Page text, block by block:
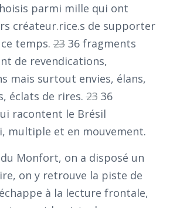
parmi mille qui ont
créateur.rice.s de supporter
temps.2336 fragments
de revendications,
mais surtout envies, élans,
éclats de rires.2336
racontent le Brésil
multiple et en mouvement.
Monfort, on a disposé un
on y retrouve la piste de
à la lecture frontale,